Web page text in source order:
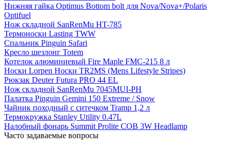
Нижняя гайка Optimus Bottom bolt для Nova/Nova+/Polaris
Optifuel
Нож складной SanRenMu HT-785
Термоноски Lasting TWW
Спальник Pinguin Safari
Кресло шезлонг Totem
Котелок алюминиевый Fire Maple FMC-215 8 л
Носки Lorpen Носки TR2MS (Mens Lifestyle Stripes)
Рюкзак Deuter Futura PRO 44 EL
Нож складной SanRenMu 7045MUI-PH
Палатка Pinguin Gemini 150 Extreme / Snow
Чайник походный с ситечком Tramp 1,2 л
Термокружка Stanley Utility 0.47L
Налобный фонарь Summit Prolite COB 3W Headlamp
Часто задаваемые вопросы